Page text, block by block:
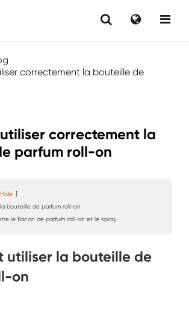
correctement la bouteille de
correctement la
parfum roll-on
Hide ]
bouteille de parfum roll-on
le flacon de parfum roll-on et le spray
utiliser la bouteille de
on